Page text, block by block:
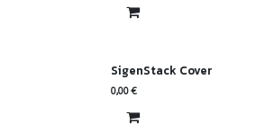
SigenStack Cover
0,00€